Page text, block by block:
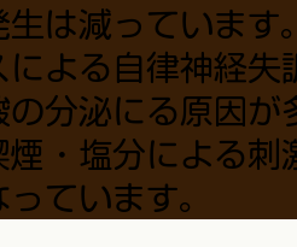
生は減っていま
による自律神経失
の分泌にる原因が
煙・塩分による刺
ています。